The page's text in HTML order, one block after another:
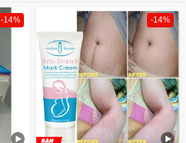
Phổ biến
Mua nhiều
Mới nhất
Giá từ thấp - cao
-14% -14%